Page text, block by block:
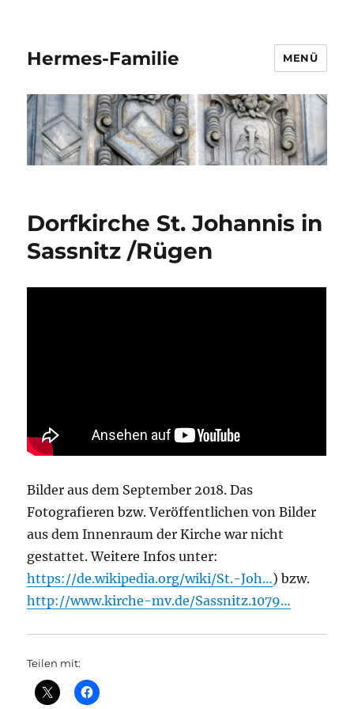
Hermes-Familie MENÜ
Dorfkirche St. Johannis in
Sassnitz /Rügen
Bilder aus dem September 2018. Das
Fotografieren bzw. Veröffentlichen von Bilder
aus dem Innenraum der Kirche war nicht
gestattet. Weitere Infos unter:
https://de.wikipedia.org/wiki/St.-Joh…) bzw.
http://www.kirche-mv.de/Sassnitz.1079…
Teilen mit: